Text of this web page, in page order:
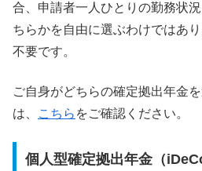
合、申請者一人ひとりの勤務状
ちらかを自由に選ぶわけではあ
不要です。
ご自身がどちらの確定拠出年金
は、
こちら をご確認ください。
個人型確定拠出年金（